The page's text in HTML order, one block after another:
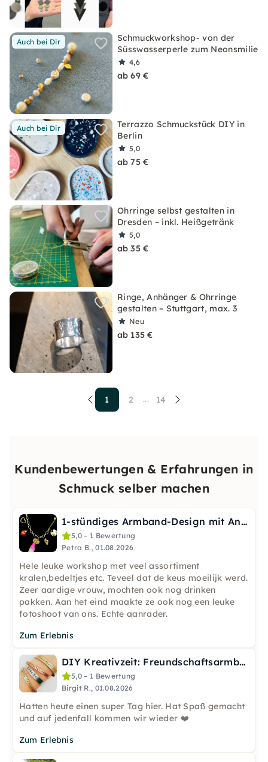
Auch bei Dir
Schmuckworkshop- von der
Süsswasserperle zum Neonsmilie
4,6
ab 69 €
Auch bei Dir
Terrazzo Schmuckstück DIY in
Berlin
5,0
ab 75 €
Ohrringe selbst gestalten in
Dresden – inkl. Heißgetränk
5,0
ab 35 €
Ringe, Anhänger & Ohrringe
gestalten – Stuttgart, max. 3
Neu
ab 135 €
1 2 ... 14
Kundenbewertungen & Erfahrungen in
Schmuck selber machen
1-stündiges Armband-Design mit Anleitung in Düsseldorf
5,0 – 1 Bewertung
Petra B., 01.08.2026
Hele leuke workshop met veel assortiment
kralen,bedeltjes etc. Teveel dat de keus moeilijk werd.
Zeer aardige vrouw, mochten ook nog drinken
pakken. Aan het eind maakte ze ook nog een leuke
fotoshoot van ons. Echte aanrader.
Zum Erlebnis
DIY Kreativzeit: Freundschaftsarmbänder prägen in Nürnberg
5,0 – 1 Bewertung
Birgit R., 01.08.2026
Hatten heute einen super Tag hier. Hat Spaß gemacht
und auf jedenfall kommen wir wieder ❤️
Zum Erlebnis